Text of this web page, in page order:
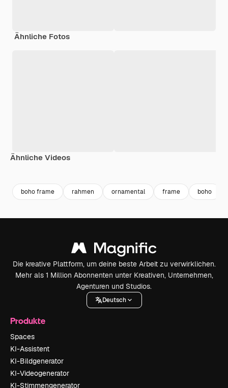
Ähnliche Fotos
Ähnliche Videos
boho frame rahmen ornamental frame boho
Die kreative Plattform, um deine beste Arbeit zu verwirklichen.
Mehr als 1 Million Abonnenten unter Kreativen, Unternehmen,
Agenturen und Studios.
Deutsch
Produkte
Spaces
KI-Assistent
KI-Bildgenerator
KI-Videogenerator
KI-Stimmengenerator